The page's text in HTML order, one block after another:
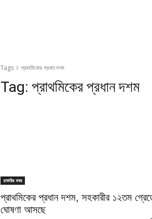
Tags প্রাথমিকের প্রধান দশম
Tag: প্রাথমিকের প্রধান দশম
চাকরির খবর
প্রাথমিকের প্রধান দশম, সহকারীর ১২তম
ঘোষণা আসছে